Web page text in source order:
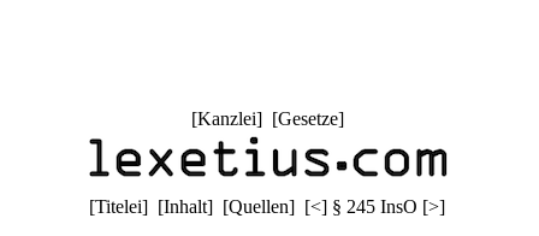
[Kanzlei] [Gesetze]
[Titelei] [Inhalt] [Quellen] [<] § 245 InsO [>]